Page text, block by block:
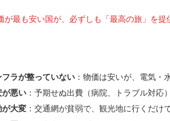
が最も安い国が、必ずしも「最高の旅」を提
フラが整っていない ：物価は安いが、電気・
が悪い ：予期せぬ出費（病院、トラブル対応
が大変 ：交通網が貧弱で、観光地に行くだけ